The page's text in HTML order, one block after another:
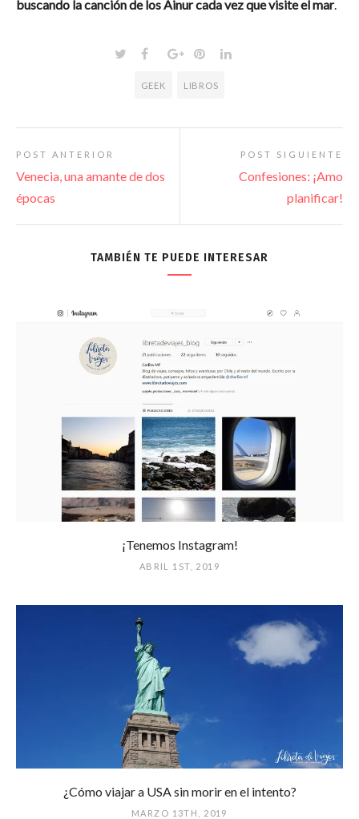
buscando la canción de los Ainur cada vez que visite el mar.
GEEK LIBROS
POST ANTERIOR
Venecia, una amante de dos
épocas
POST SIGUIENTE
Confesiones: ¡Amo
planificar!
TAMBIÉN TE PUEDE INTERESAR
¡Tenemos Instagram!
ABRIL 1ST, 2019
¿Cómo viajar a USA sin morir en el intento?
MARZO 13TH, 2019